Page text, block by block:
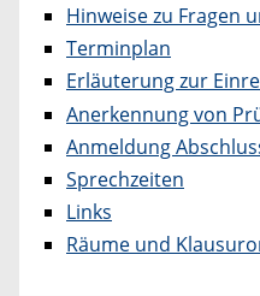
Hinweise zu Fragen
Terminplan
Erläuterung zur
Anerkennung von
Anmeldung
Sprechzeiten
Links
Räume und